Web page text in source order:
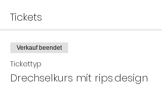
besonderen Vorkenntnisse im
handwerklichen Bereich, nur eng
anliegende Kleidung und stabiles
Schuhwerk werden benötigt. Ich freue
mich auf dein Interesse an diesem
einzigartigen Handwerk.
Im Preis enthalten sind Materialkosten,
Tickets
Verkauf beendet
Tickettyp
Drechselkurs mit rips.design